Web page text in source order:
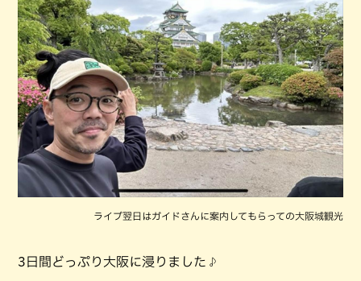
ライブ翌日はガイドさんに案内してもらっての大阪城観光
3日間どっぷり大阪に浸りました♪